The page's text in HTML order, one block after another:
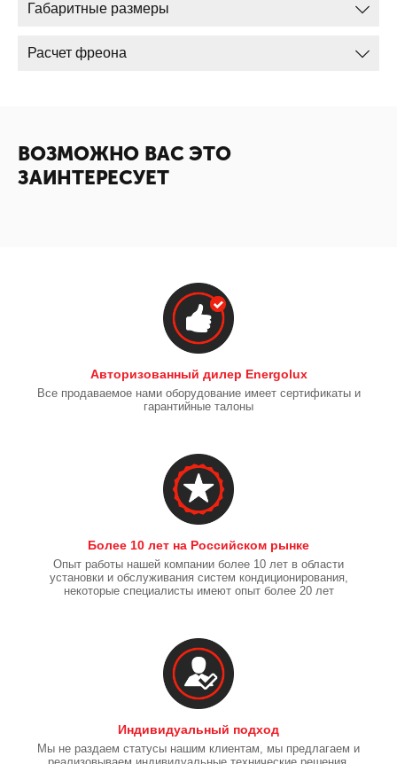
Габаритные размеры
Расчет фреона
ВОЗМОЖНО ВАС ЭТО
ЗАИНТЕРЕСУЕТ
Авторизованный дилер Energolux
Все продаваемое нами оборудование имеет сертификаты и
гарантийные талоны
Более 10 лет на Российском рынке
Опыт работы нашей компании более 10 лет в области
установки и обслуживания систем кондиционирования,
некоторые специалисты имеют опыт более 20 лет
Индивидуальный подход
Мы не раздаем статусы нашим клиентам, мы предлагаем и